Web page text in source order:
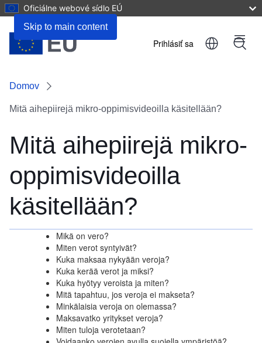
Skip to main content
Oficiálne webové sídlo EÚ
menu
Prihlásiť sa Menu
Domov
Mitä aihepiirejä mikro-oppimisvideoilla käsitellään?
Mitä aihepiirejä mikro-
oppimisvideoilla
käsitellään?
Mikä on vero?
Miten verot syntyivät?
Kuka maksaa nykyään veroja?
Kuka kerää verot ja miksi?
Kuka hyötyy veroista ja miten?
Mitä tapahtuu, jos veroja ei makseta?
Minkälaisia veroja on olemassa?
Maksavatko yritykset veroja?
Miten tuloja verotetaan?